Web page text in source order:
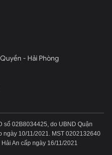
- Hải Phòng
số 02B8034425, do UBND Quận
ngày 10/11/2021. MST 0202132640
An cấp ngày 16/11/2021